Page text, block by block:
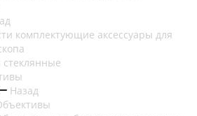
комплектующие аксессуары для
Назад